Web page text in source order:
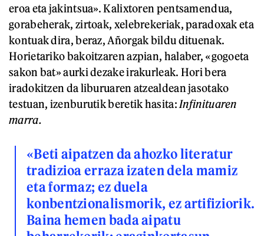
eroa eta jakintsua». Kalixtoren pentsamendua,
gorabeherak, zirtoak, xelebrekeriak, paradoxak eta
kontuak dira, beraz, Añorgak bildu dituenak.
Horietariko bakoitzaren azpian, halaber, «gogoeta
sakon bat» aurki dezake irakurleak. Hori bera
iradokitzen da liburuaren atzealdean jasotako
testuan, izenburutik beretik hasita: Infinituaren
marra.
«Beti aipatzen da ahozko literatur
tradizioa erraza izaten dela mamiz
eta formaz; ez duela
konbentzionalismorik, ez artifiziorik.
Baina hemen bada aipatu